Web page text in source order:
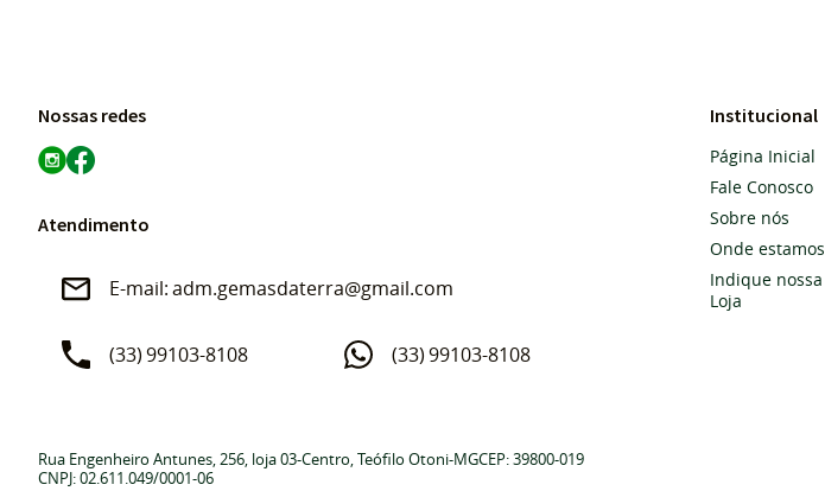
Nossas redes
Atendimento
(33)99103-8108 (33)99103-8108
adm.gemasdaterra@gmail.com
Institucional
Página Inicial
Fale Conosco
Sobre nós
Onde estamos
Indique nossa
Loja
Rua Engenheiro Antunes, 256, loja 03-Centro, Teófilo Otoni-MGCEP: 39800-019
CNPJ: 02.611.049/0001-06